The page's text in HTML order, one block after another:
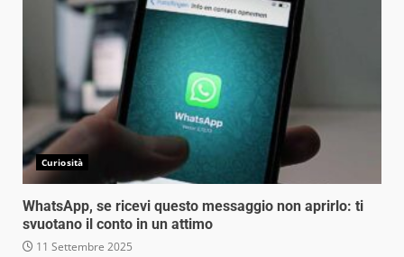
Curiosità
WhatsApp, se ricevi questo messaggio non aprirlo: ti
svuotano il conto in un attimo
11 Settembre 2025